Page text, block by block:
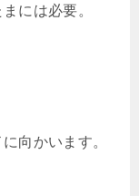
には必要。
向かいます。